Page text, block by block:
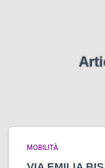
MOBILITÀ